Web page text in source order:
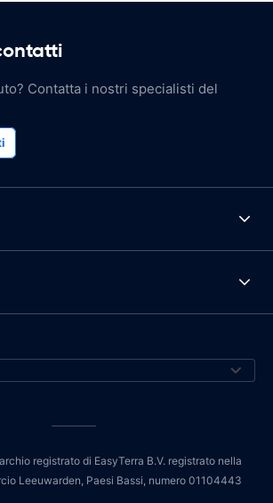
Contatta i nostri specialisti del
registrato di EasyTerra B.V. registrato nella
Leeuwarden, Paesi Bassi, numero 01104443